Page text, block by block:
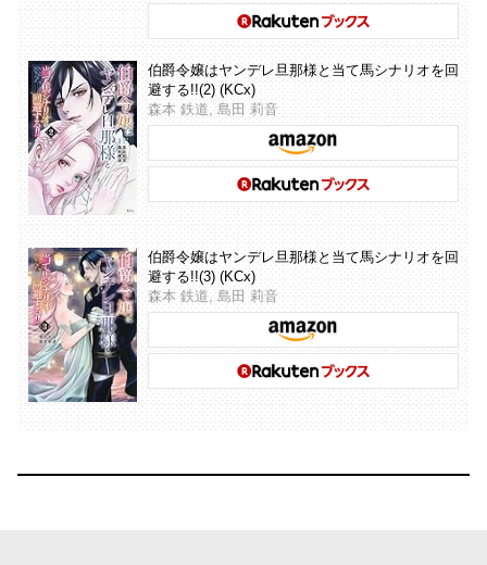
伯爵令嬢はヤンデレ旦那様と当て馬シナリオを回
避する!!(2) (KCx)
森本 鉄道, 島田 莉音
伯爵令嬢はヤンデレ旦那様と当て馬シナリオを回
避する!!(3) (KCx)
森本 鉄道, 島田 莉音